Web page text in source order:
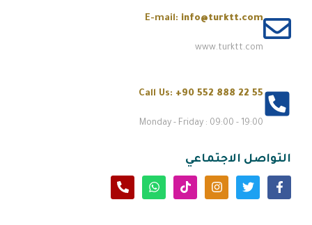
E-mail: info@turktt.com
www.turktt.com
Call Us: +90 552 888 22 55
Monday - Friday : 09:00 - 19:00
التواصل الاجتماعي